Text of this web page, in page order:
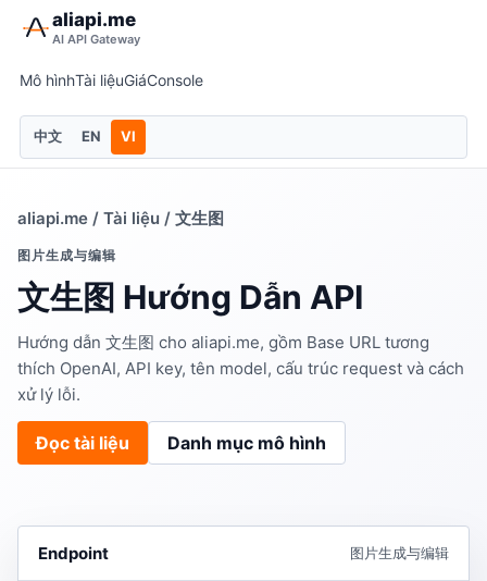
aliapi.me
AI API Gateway
Mô hìnhTài liệuGiáConsole
中文 EN VI
aliapi.me / Tài liệu / 文生图
图片生成与编辑
文生图 Hướng Dẫn API
Hướng dẫn 文生图 cho aliapi.me, gồm Base URL tương
thích OpenAI, API key, tên model, cấu trúc request và cách
xử lý lỗi.
Đọc tài liệu Danh mục mô hình
Endpoint 图片生成与编辑